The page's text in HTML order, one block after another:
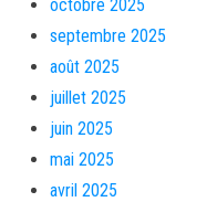
octobre 2025
septembre 2025
août 2025
juillet 2025
juin 2025
mai 2025
avril 2025